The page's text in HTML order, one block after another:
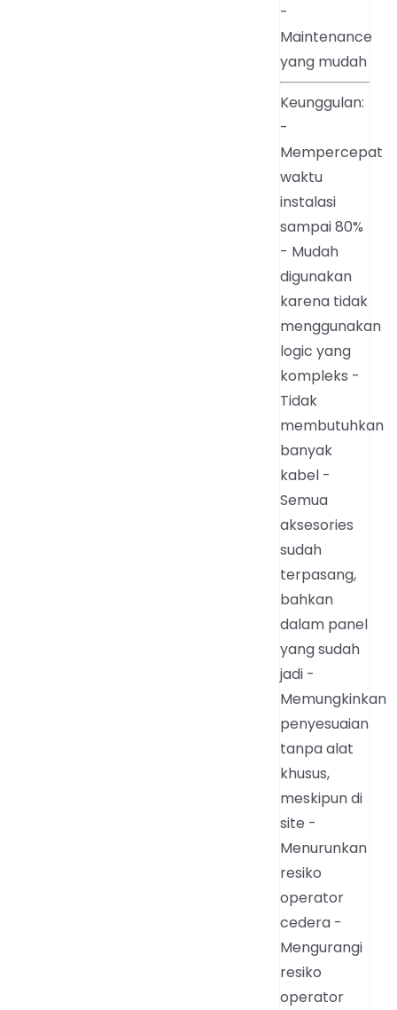
-
Maintenance
yang mudah
Keunggulan:
-
Mempercepat
waktu
instalasi
sampai 80%
- Mudah
digunakan
karena tidak
menggunakan
logic yang
kompleks -
Tidak
membutuhkan
banyak
kabel -
Semua
aksesories
sudah
terpasang,
bahkan
dalam panel
yang sudah
jadi -
Memungkinkan
penyesuaian
tanpa alat
khusus,
meskipun di
site -
Menurunkan
resiko
operator
cedera -
Mengurangi
resiko
operator